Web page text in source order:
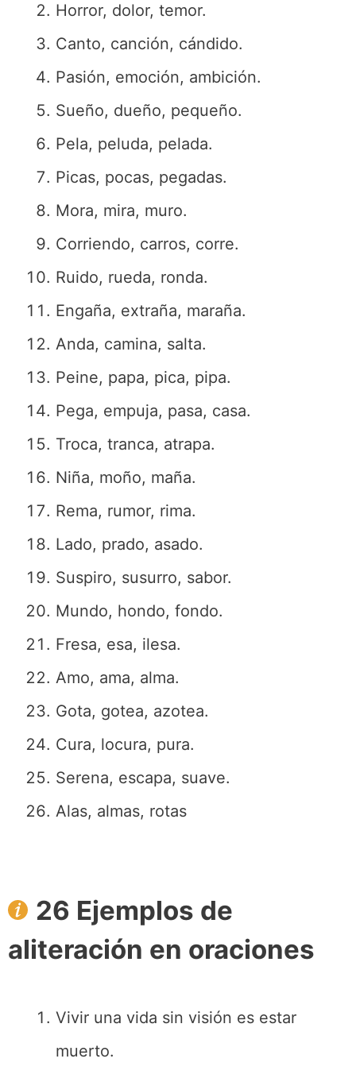
Horror, dolor, temor.
Canto, canción, cándido.
Pasión, emoción, ambición.
Sueño, dueño, pequeño.
Pela, peluda, pelada.
Picas, pocas, pegadas.
Mora, mira, muro.
Corriendo, carros, corre.
Ruido, rueda, ronda.
Engaña, extraña, maraña.
Anda, camina, salta.
Peine, papa, pica, pipa.
Pega, empuja, pasa, casa.
Troca, tranca, atrapa.
Niña, moño, maña.
Rema, rumor, rima.
Lado, prado, asado.
Suspiro, susurro, sabor.
Mundo, hondo, fondo.
Fresa, esa, ilesa.
Amo, ama, alma.
Gota, gotea, azotea.
Cura, locura, pura.
Serena, escapa, suave.
Alas, almas, rotas
26 Ejemplos de
aliteración en oraciones
Vivir una vida sin visión es estar
muerto.